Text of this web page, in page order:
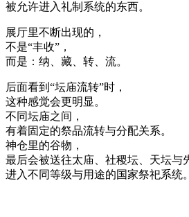
被允许进入礼制系统的东西。
展厅里不断出现的，
不是“丰收”，
而是：纳、藏、转、流。
后面看到“坛庙流转”时，
这种感觉会更明显。
不同坛庙之间，
有着固定的祭品流转与分配关系。
神仓里的谷物，
最后会被送往太庙、社稷坛、天坛与
进入不同等级与用途的国家祭祀系统。